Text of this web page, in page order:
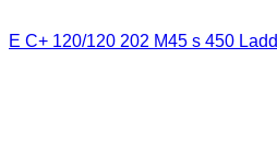
E C+ 120/120 202 M45 s 450